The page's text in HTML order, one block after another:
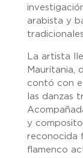
arabista y
La artista
Mauritania,
contó con
las danzas
y
reconocida
flamenco